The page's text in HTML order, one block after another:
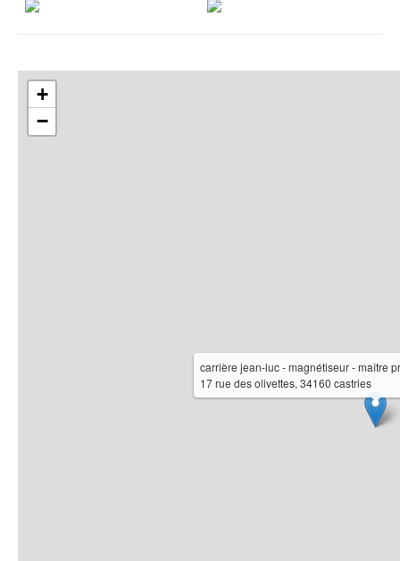
carrière jean-luc - magnétiseur - maître
17 rue des olivettes, 34160 castries
+
−